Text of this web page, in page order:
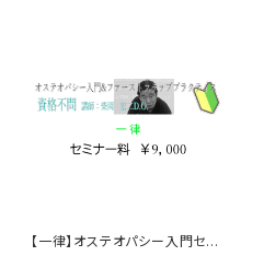
【一律】オステオパシー入門セミ